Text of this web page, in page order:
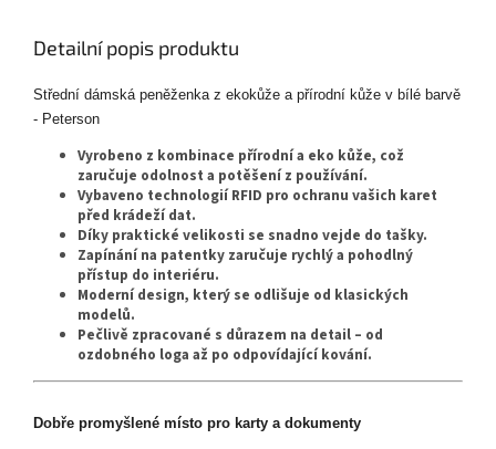
Detailní popis produktu
Střední dámská peněženka z ekokůže a přírodní kůže v bílé barvě
- Peterson
Vyrobeno z kombinace přírodní a eko kůže, což
zaručuje odolnost a potěšení z používání.
Vybaveno technologií RFID pro ochranu vašich karet
před krádeží dat.
Díky praktické velikosti se snadno vejde do tašky.
Zapínání na patentky zaručuje rychlý a pohodlný
přístup do interiéru.
Moderní design, který se odlišuje od klasických
modelů.
Pečlivě zpracované s důrazem na detail – od
ozdobného loga až po odpovídající kování.
Dobře promyšlené místo pro karty a dokumenty